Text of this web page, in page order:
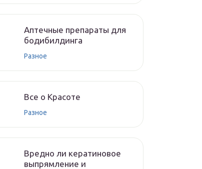
Аптечные препараты для
бодибилдинга
Разное
Все о Красоте
Разное
Вредно ли кератиновое
выпрямление и